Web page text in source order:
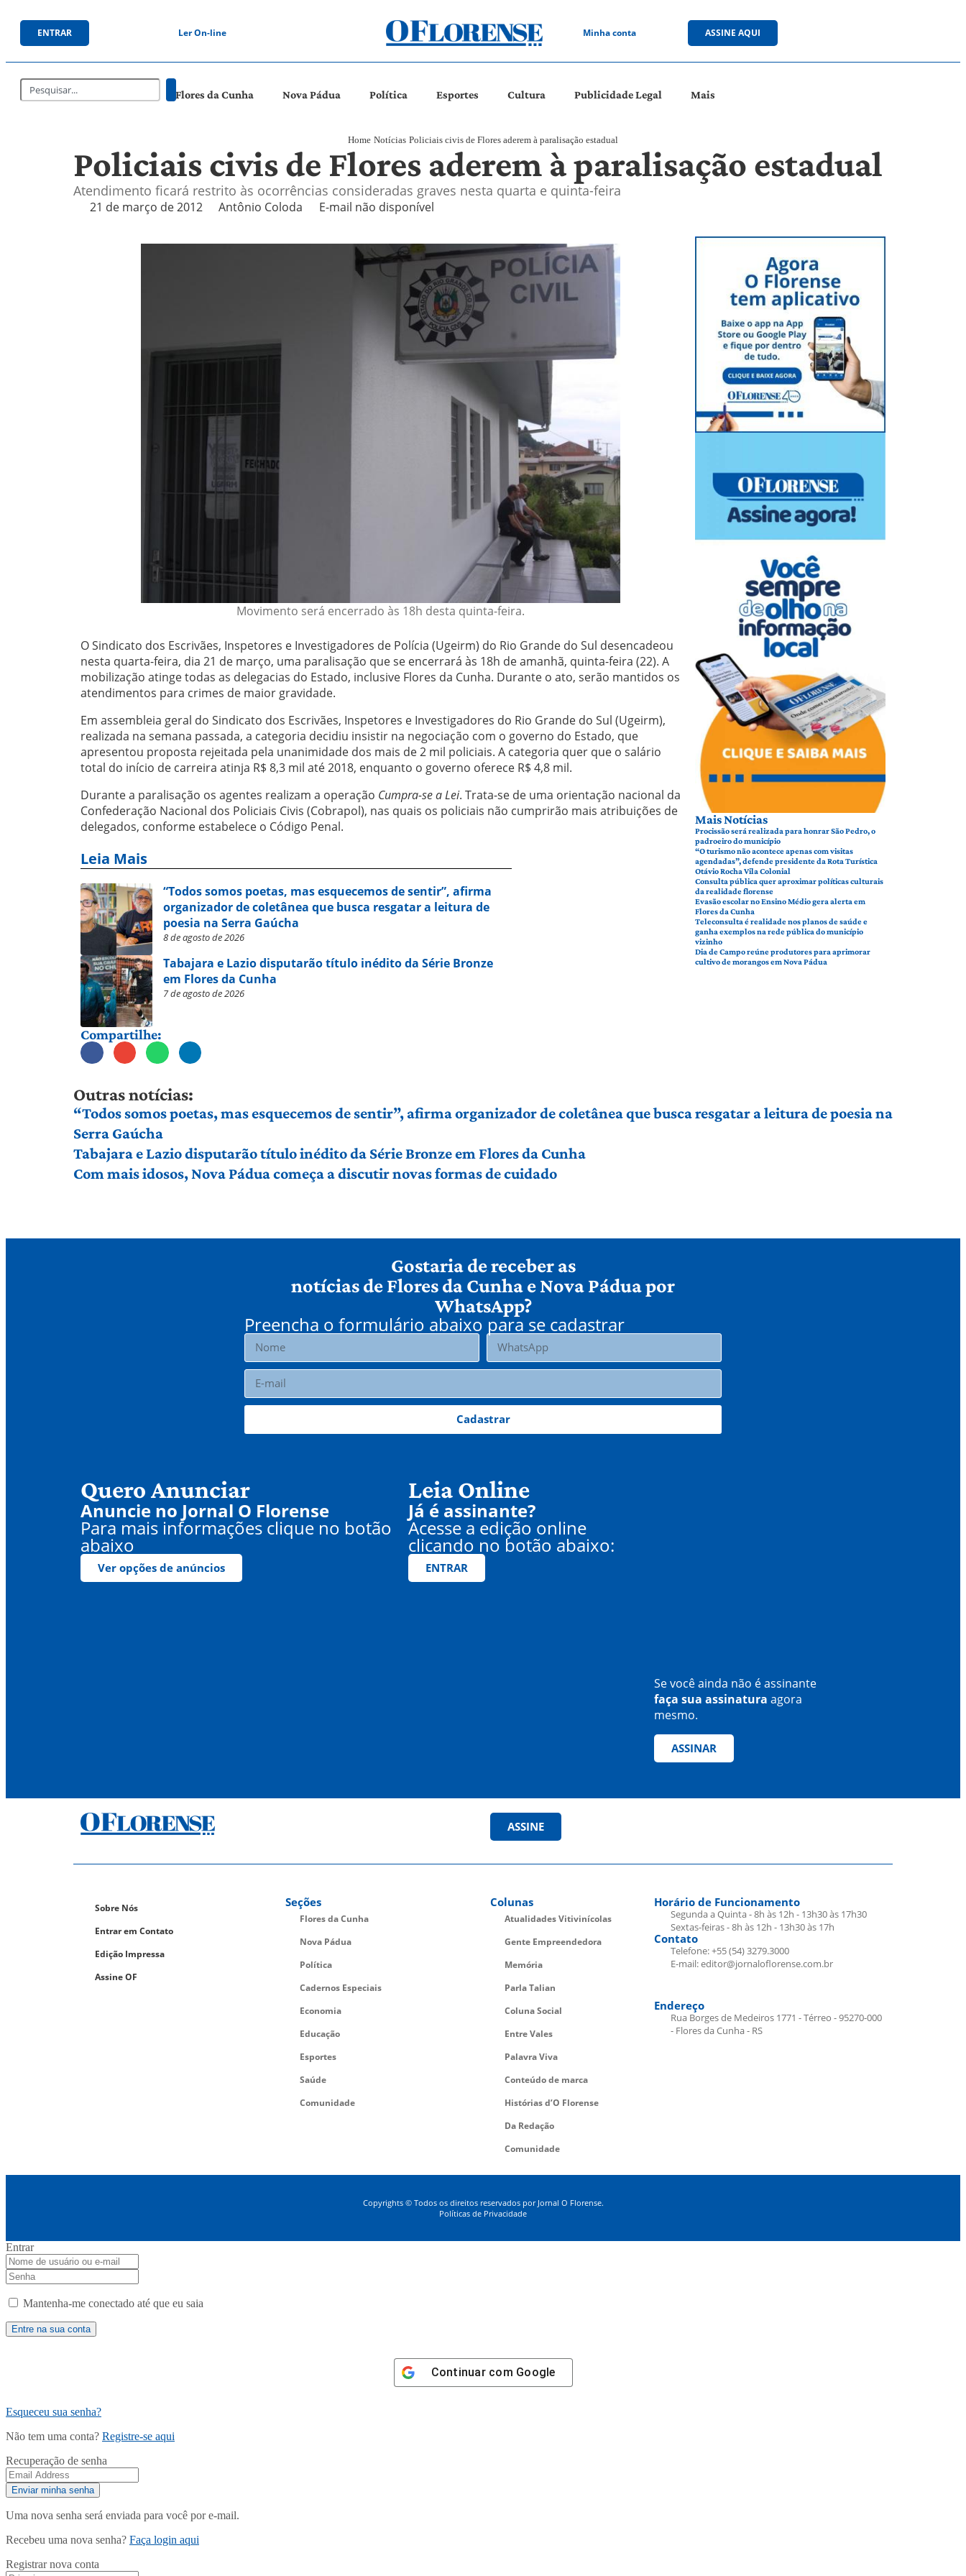
ENTRAR Ler On-line Minha conta ASSINE AQUI
Flores da Cunha Nova Pádua Política Esportes Cultura Publicidade Legal Mais
Home Notícias Policiais civis de Flores aderem à paralisação estadual
Policiais civis de Flores aderem à paralisação estadual
Atendimento ficará restrito às ocorrências consideradas graves nesta quarta e quinta-feira
21 de março de 2012 Antônio Coloda E-mail não disponível
Movimento será encerrado às 18h desta quinta-feira.
O Sindicato dos Escrivães, Inspetores e Investigadores de Polícia (Ugeirm) do Rio Grande do Sul desencadeou
nesta quarta-feira, dia 21 de março, uma paralisação que se encerrará às 18h de amanhã, quinta-feira (22). A
mobilização atinge todas as delegacias do Estado, inclusive Flores da Cunha. Durante o ato, serão mantidos os
atendimentos para crimes de maior gravidade.
Em assembleia geral do Sindicato dos Escrivães, Inspetores e Investigadores do Rio Grande do Sul (Ugeirm),
realizada na semana passada, a categoria decidiu insistir na negociação com o governo do Estado, que
apresentou proposta rejeitada pela unanimidade dos mais de 2 mil policiais. A categoria quer que o salário
total do início de carreira atinja R$ 8,3 mil até 2018, enquanto o governo oferece R$ 4,8 mil.
Durante a paralisação os agentes realizam a operação Cumpra-se a Lei. Trata-se de uma orientação nacional da
Confederação Nacional dos Policiais Civis (Cobrapol), nas quais os policiais não cumprirão mais atribuições de
delegados, conforme estabelece o Código Penal.
Leia Mais
“Todos somos poetas, mas esquecemos de sentir”, afirma
organizador de coletânea que busca resgatar a leitura de
poesia na Serra Gaúcha
8 de agosto de 2026
Tabajara e Lazio disputarão título inédito da Série Bronze
em Flores da Cunha
7 de agosto de 2026
Compartilhe:
Mais Notícias
Procissão será realizada para honrar São Pedro, o
padroeiro do município
“O turismo não acontece apenas com visitas
agendadas”, defende presidente da Rota Turística
Otávio Rocha Vila Colonial
Consulta pública quer aproximar políticas culturais
da realidade florense
Evasão escolar no Ensino Médio gera alerta em
Flores da Cunha
Teleconsulta é realidade nos planos de saúde e
ganha exemplos na rede pública do município
vizinho
Dia de Campo reúne produtores para aprimorar
cultivo de morangos em Nova Pádua
Outras notícias:
“Todos somos poetas, mas esquecemos de sentir”, afirma organizador de coletânea que busca resgatar a leitura de poesia na
Serra Gaúcha
Tabajara e Lazio disputarão título inédito da Série Bronze em Flores da Cunha
Com mais idosos, Nova Pádua começa a discutir novas formas de cuidado
Gostaria de receber as
notícias de Flores da Cunha e Nova Pádua por
WhatsApp?
Preencha o formulário abaixo para se cadastrar
Cadastrar
Quero Anunciar
Anuncie no Jornal O Florense
Para mais informações clique no botão
abaixo
Ver opções de anúncios
Leia Online
Já é assinante?
Acesse a edição online
clicando no botão abaixo:
ENTRAR
Se você ainda não é assinante
faça sua assinatura agora
mesmo.
ASSINAR
ASSINE
Sobre Nós
Entrar em Contato
Edição Impressa
Assine OF
Seções
Flores da Cunha
Nova Pádua
Política
Cadernos Especiais
Economia
Educação
Esportes
Saúde
Comunidade
Colunas
Atualidades Vitivinícolas
Gente Empreendedora
Memória
Parla Talian
Coluna Social
Entre Vales
Palavra Viva
Conteúdo de marca
Histórias d’O Florense
Da Redação
Comunidade
Horário de Funcionamento
Segunda a Quinta - 8h às 12h - 13h30 às 17h30
Sextas-feiras - 8h às 12h - 13h30 às 17h
Contato
Telefone: +55 (54) 3279.3000
E-mail: editor@jornaloflorense.com.br
Endereço
Rua Borges de Medeiros 1771 - Térreo - 95270-000
- Flores da Cunha - RS
Copyrights © Todos os direitos reservados por Jornal O Florense.
Políticas de Privacidade
Entrar
Mantenha-me conectado até que eu saia
Continuar com Google
Esqueceu sua senha?
Não tem uma conta? Registre-se aqui
Recuperação de senha
Uma nova senha será enviada para você por e-mail.
Recebeu uma nova senha? Faça login aqui
Registrar nova conta